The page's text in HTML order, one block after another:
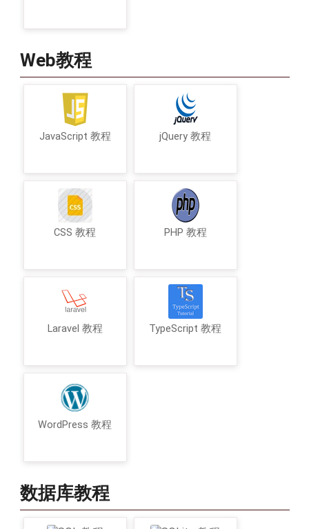
Web教程
JavaScript 教程 jQuery 教程
CSS 教程 PHP 教程
Laravel 教程 TypeScript 教程
WordPress 教程
数据库教程